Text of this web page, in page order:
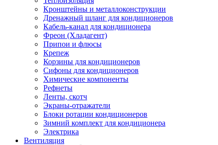
Кронштейны и металлоконструкции
Дренажный шланг для кондиционеров
Кабель-канал для кондиционера
Фреон (Хладагент)
Припои и флюсы
Крепеж
Корзины для кондиционеров
Сифоны для кондиционеров
Химические компоненты
Рефнеты
Ленты, скотч
Экраны-отражатели
Блоки ротации кондиционеров
Зимний комплект для кондиционера
Электрика
Вентиляция